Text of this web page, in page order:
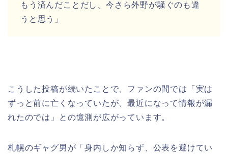
もう済んだことだし、今さら外野が騒ぐのも違
うと思う」
こうした投稿が続いたことで、ファンの間では「実は
ずっと前に亡くなっていたが、最近になって情報が漏
れたのでは」との憶測が広がっています。
札幌のギャグ男が「身内しか知らず、公表を避けてい